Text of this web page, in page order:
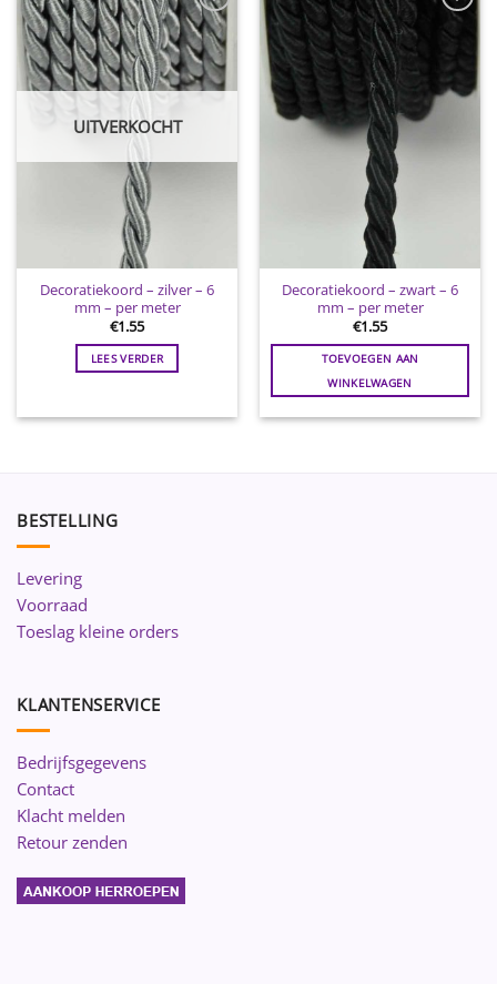
Toevoegen
aan
wenslijst
UITVERKOCHT
Decoratiekoord – zilver – 6
mm – per meter
€1.55
LEES VERDER
Toevoegen
wenslijst
Decoratiekoord – zwart – 6
mm – per meter
€1.55
TOEVOEGEN AAN
WINKELWAGEN
BESTELLING
Levering
Voorraad
Toeslag kleine orders
KLANTENSERVICE
Bedrijfsgegevens
Contact
Klacht melden
Retour zenden